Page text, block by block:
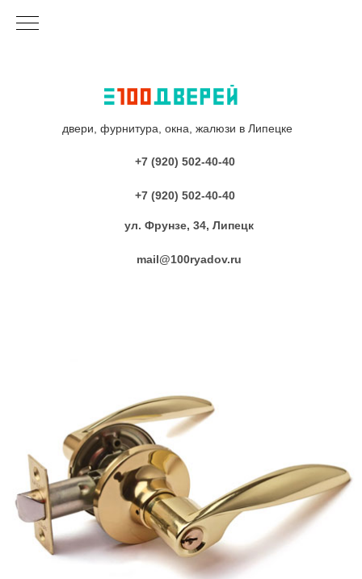
двери, фурнитура, окна, жалюзи в Липецке
+7 (920) 502-40-40
+7 (920) 502-40-40
ул. Фрунзе, 34, Липецк
mail@100ryadov.ru